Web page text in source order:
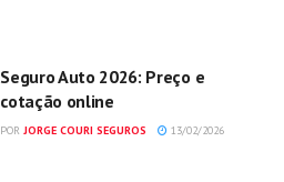
Seguro Auto 2026: Preço e
cotação online
POR JORGE COURI SEGUROS 13/02/2026